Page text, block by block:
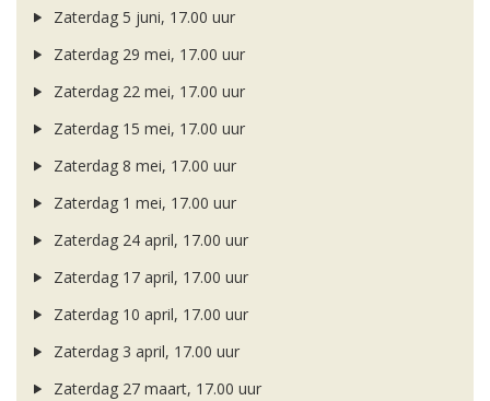
Zaterdag 5 juni, 17.00 uur
Zaterdag 29 mei, 17.00 uur
Zaterdag 22 mei, 17.00 uur
Zaterdag 15 mei, 17.00 uur
Zaterdag 8 mei, 17.00 uur
Zaterdag 1 mei, 17.00 uur
Zaterdag 24 april, 17.00 uur
Zaterdag 17 april, 17.00 uur
Zaterdag 10 april, 17.00 uur
Zaterdag 3 april, 17.00 uur
Zaterdag 27 maart, 17.00 uur